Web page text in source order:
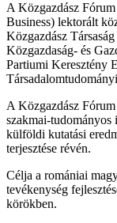
A Közgazdász
Business) lektorált
Közgazdász
Közgazdaság- és
Partiumi Keresztény
A Közgazdász
szakmai-tudományos
külföldi kutatási
terjesztése révén.
Célja a romániai
tevékenység
körökben.